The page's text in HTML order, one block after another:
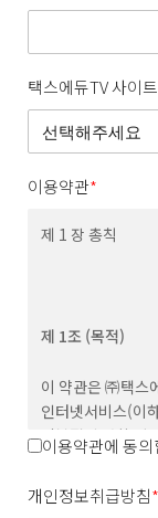
택스에듀TV 사이
이용약관*
제 1 장 총칙
제 1조 (목적)
이 약관은 ㈜택스
인터넷서비스(이
기본적인 사항 및
제 2조 (용어의 정
이용약관에 동
개인정보취급방침*